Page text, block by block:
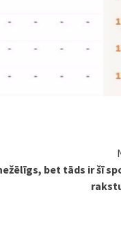
bet tāds ir šī